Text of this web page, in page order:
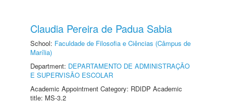
Claudia Pereira de Padua Sabia
School: Faculdade de Filosofia e Ciências (Câmpus de
Marília)
Department: DEPARTAMENTO DE ADMINISTRAÇÃO
E SUPERVISÃO ESCOLAR
Academic Appointment Category: RDIDP Academic
title: MS-3.2